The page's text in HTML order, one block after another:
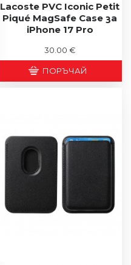
Lacoste PVC Iconic Petit
Piqué MagSafe Case за
iPhone 17 Pro
30.00 €
ПОРЪЧАЙ